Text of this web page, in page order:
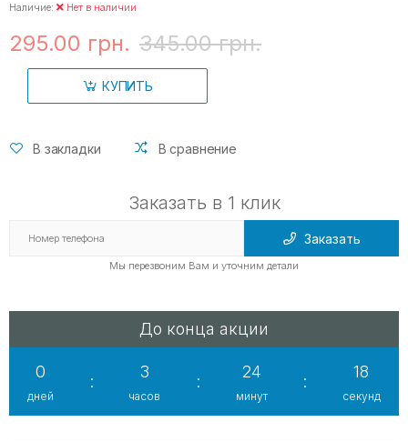
Наличие: Нет в наличии
295.00 грн. 345.00 грн.
КУПИТЬ
В закладки В сравнение
Заказать в 1 клик
Заказать
Мы перезвоним Вам и уточним детали
До конца акции
0
дней
:
3
часов
:
24
минут
:
17
секунд